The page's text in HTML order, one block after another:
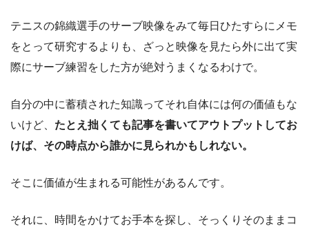
テニスの錦織選手のサーブ映像をみて毎日ひたすらにメモ
をとって研究するよりも、ざっと映像を見たら外に出て実
際にサーブ練習をした方が絶対うまくなるわけで。
自分の中に蓄積された知識ってそれ自体には何の価値もな
いけど、 たとえ拙くても記事を書いてアウトプットしてお
けば、その時点から誰かに見られかもしれない。
そこに価値が生まれる可能性があるんです。
それに、時間をかけてお手本を探し、そっくりそのままコ